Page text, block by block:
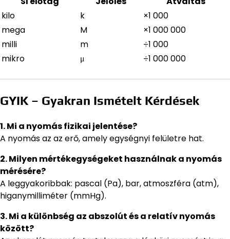
kilo
k
×1 000
mega
M
×1 000 000
milli
m
÷1 000
mikro
μ ÷1 000 000
GYIK – Gyakran Ismételt Kérdések
1. Mi a nyomás fizikai jelentése?
A nyomás az az erő, amely egységnyi felületre hat.
2. Milyen mértékegységeket használnak a nyomás
mérésére?
A leggyakoribbak: pascal (Pa), bar, atmoszféra (atm),
higanymilliméter (mmHg).
3. Mi a különbség az abszolút és a relatív nyomás
között?